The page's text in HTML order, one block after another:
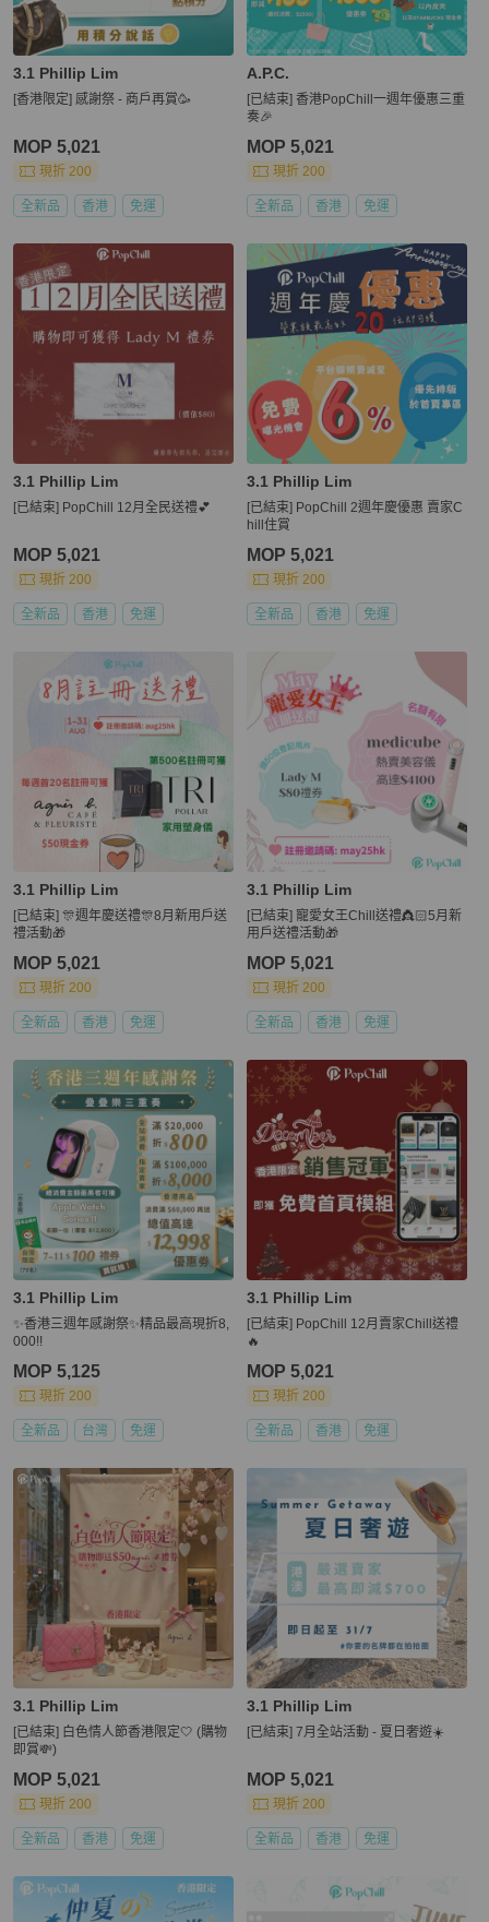
3.1 Phillip Lim
[香港限定] 感謝祭 - 商戶再賞🥳
MOP 5,021
現折 200
全新品 香港 免運
A.P.C.
[已結束] 香港PopChill一週年優惠三重
奏🎉
MOP 5,021
現折 200
全新品 香港 免運
3.1 Phillip Lim
[已結束] PopChill 12月全民送禮💕
MOP 5,021
現折 200
全新品 香港 免運
3.1 Phillip Lim
[已結束] PopChill 2週年慶優惠 賣家C
hill住賞
MOP 5,021
現折 200
全新品 香港 免運
3.1 Phillip Lim
[已結束] 🎊週年慶送禮🎊8月新用戶送
禮活動🎁
MOP 5,021
現折 200
全新品 香港 免運
3.1 Phillip Lim
[已結束] 寵愛女王Chill送禮👸🏻5月新
用戶送禮活動🎁
MOP 5,021
現折 200
全新品 香港 免運
3.1 Phillip Lim
✨香港三週年感謝祭✨精品最高現折8,
000!!
MOP 5,125
現折 200
全新品 台灣 免運
3.1 Phillip Lim
[已結束] PopChill 12月賣家Chill送禮
🔥
MOP 5,021
現折 200
全新品 香港 免運
3.1 Phillip Lim
[已結束] 白色情人節香港限定🤍 (購物
即賞💸)
MOP 5,021
現折 200
全新品 香港 免運
3.1 Phillip Lim
[已結束] 7月全站活動 - 夏日奢遊☀️
MOP 5,021
現折 200
全新品 香港 免運